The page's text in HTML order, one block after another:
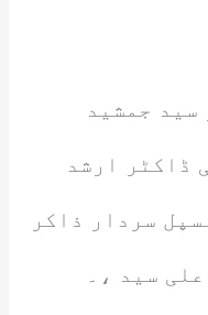
سید جمشید
ڈاکٹر ارشد
سردار ذاکر
سید ،۔